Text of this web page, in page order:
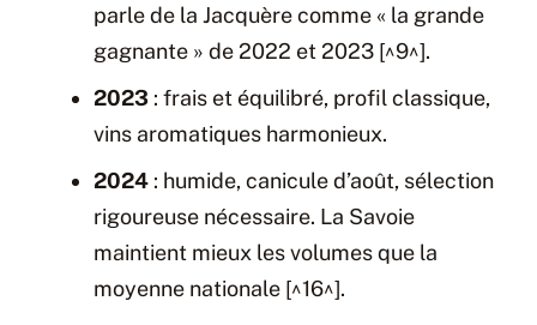
parle de la Jacquère comme « la grande
gagnante » de 2022 et 2023 [^9^].
2023 : frais et équilibré, profil classique,
vins aromatiques harmonieux.
2024 : humide, canicule d’août, sélection
rigoureuse nécessaire. La Savoie
maintient mieux les volumes que la
moyenne nationale [^16^].